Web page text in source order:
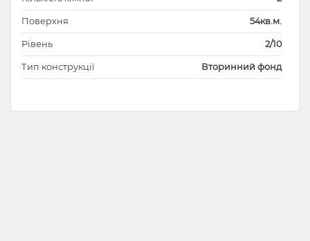
Поверхня 54кв.м.
Рівень 2/10
Тип конструкції Вторинний фонд